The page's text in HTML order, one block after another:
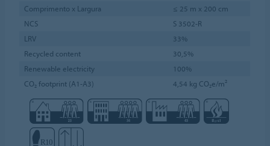
Comprimento x Largura
≤ 25 m x 200 cm
NCS
S 3502-R
LRV
33%
Recycled content
30,5%
Renewable electricity
100%
CO₂ footprint (A1-A3)
4,54 kg CO₂e/m²